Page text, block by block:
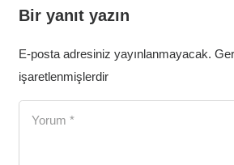
Bir yanıt yazın
E-posta adresiniz yayınlanmayacak.
işaretlenmişlerdir